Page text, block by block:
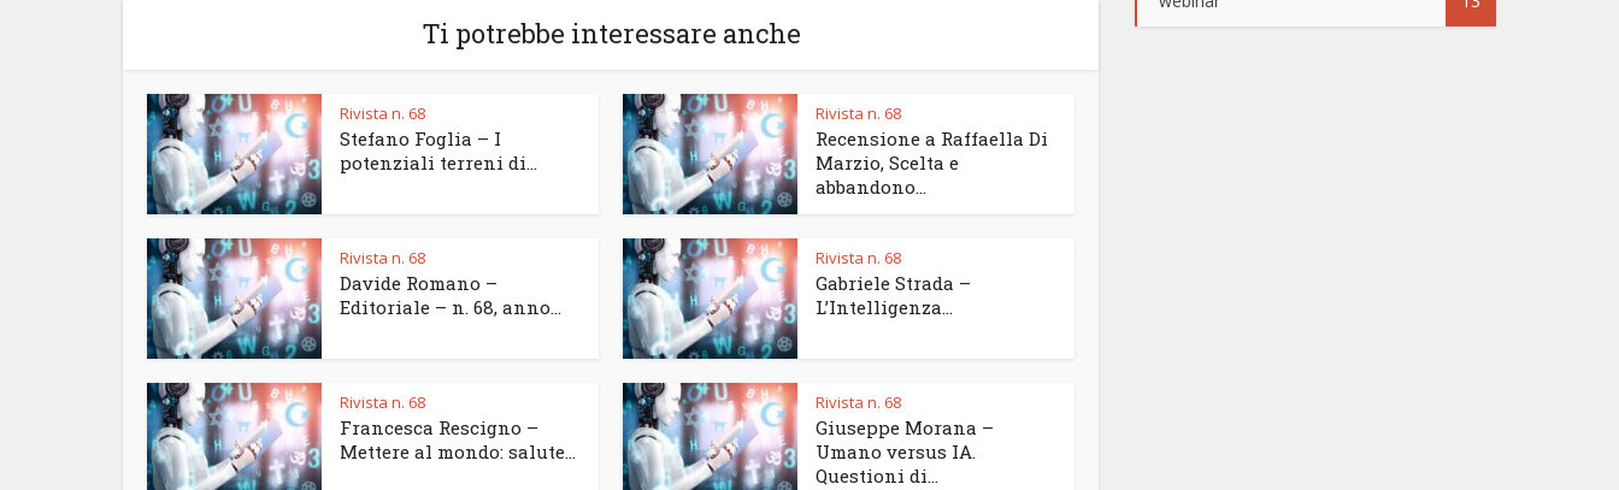
Ti potrebbe interessare anche
Rivista n. 68
Stefano Foglia – I
potenziali terreni di...
Rivista n. 68
Recensione a Raffaella Di
Marzio, Scelta e
abbandono...
Rivista n. 68
Davide Romano –
Editoriale – n. 68, anno...
Rivista n. 68
Gabriele Strada –
L’Intelligenza...
Rivista n. 68
Francesca Rescigno –
Mettere al mondo: salute...
Rivista n. 68
Giuseppe Morana –
Umano versus IA.
Questioni di...